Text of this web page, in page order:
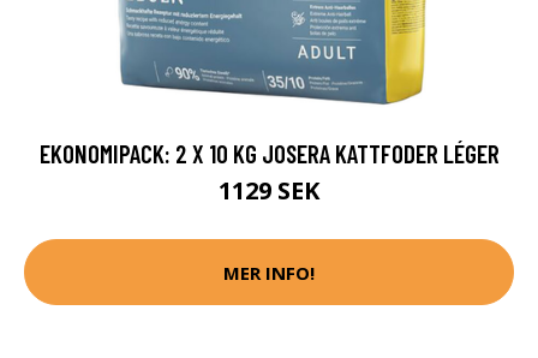
EKONOMIPACK: 2 X 10 KG JOSERA KATTFODER LÉGER
1129 SEK
MER INFO!